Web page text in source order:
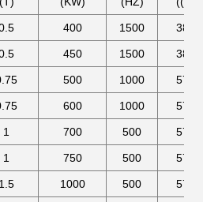
400 1500 380
450 1500 380
500 1000 575
600 1000 575
1 700 500 575
1 750 500 575
1.5 1000 500 575